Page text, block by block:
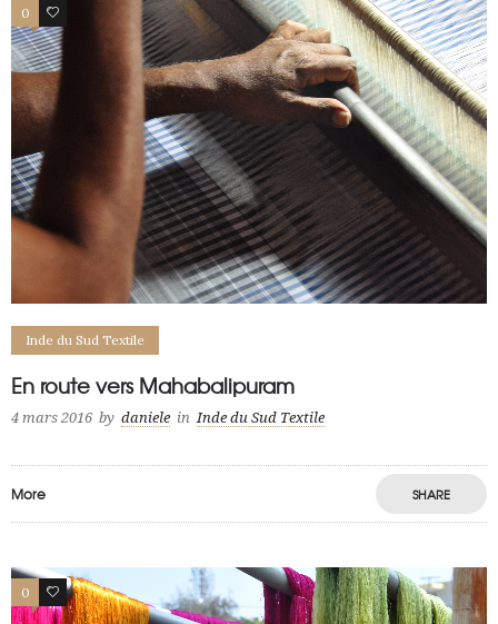
0 0
Inde du Sud Textile
En route vers Mahabalipuram
4 mars 2016 by daniele in Inde du Sud Textile
More SHARE
0 0